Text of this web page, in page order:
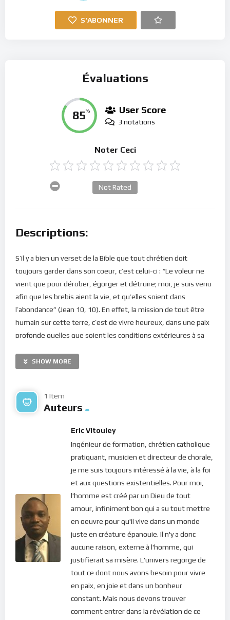
S'ABONNER
Évaluations
85% User Score
3 notations
Noter Ceci
Not Rated
Descriptions:
S’il y a bien un verset de la Bible que tout chrétien doit
toujours garder dans son coeur, c’est celui-ci : “Le voleur ne
vient que pour dérober, égorger et détruire; moi, je suis venu
afin que les brebis aient la vie, et qu’elles soient dans
l’abondance” (Jean 10, 10). En effet, la mission de tout être
humain sur cette terre, c’est de vivre heureux, dans une paix
profonde quelles que soient les conditions extérieures à sa
quelque part. Et ceux qui s’y rendent, en prennent
Alors, comment accéder à cet espace indispensable à une vie
apprendre en spiritualité ou développer par maintes exercices
quotidiens ne trouve son accomplissement que dans la
Présence au Dieu qui habite nos coeurs. Voilà pourquoi la
présence intemporelle est de loin, le but le plus important du
chrétien. Et c’est à cela que s’attellent tous les défis spirituels
auxquels nous sommes appelés à participer.
Le défi de cette semaine nous appelle à remarquer tous les
signes qui jalonnent notre quotidien et qui nous annoncent
que nous ne sommes pas “présents” à ce que nous faisons.
Que ce soit un objet que nous laissons échapper, ou notre
pied qui se heurte à un obstacle ou encore une sortie
d’autoroute que nous ratons, toutes ces synchronicités
doivent nous réveiller et nous ramener dans l’instant présent
SHOW MORE
1 Item
Auteurs
Eric Vitouley
Ingénieur de formation, chrétien catholique
pratiquant, musicien et directeur de chorale,
je me suis toujours intéressé à la vie, à la foi
et aux questions existentielles. Pour moi,
l'homme est créé par un Dieu de tout
amour, infiniment bon qui a su tout mettre
en oeuvre pour qu'il vive dans un monde
juste en créature épanouie. Il n'y a donc
aucune raison, externe à l'homme, qui
justifierait sa misère. L'univers regorge de
tout ce dont nous avons besoin pour vivre
en paix, en joie et dans un bonheur
constant. Mais nous devons trouver
comment entrer dans la révélation de ce